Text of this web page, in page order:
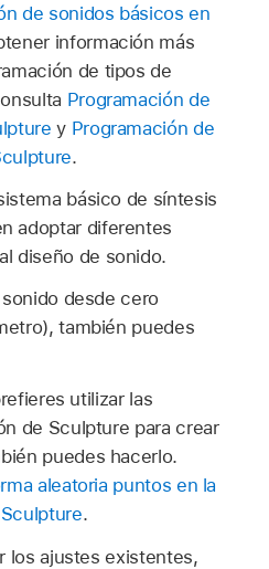
de sonidos básicos en
información más
de tipos de
Programación de
y Programación de
.
básico de síntesis
adoptar diferentes
diseño de sonido.
desde cero
también puedes
utilizar las
de Sculpture para crear
puedes hacerlo.
aleatoria puntos en la
.
los ajustes existentes,